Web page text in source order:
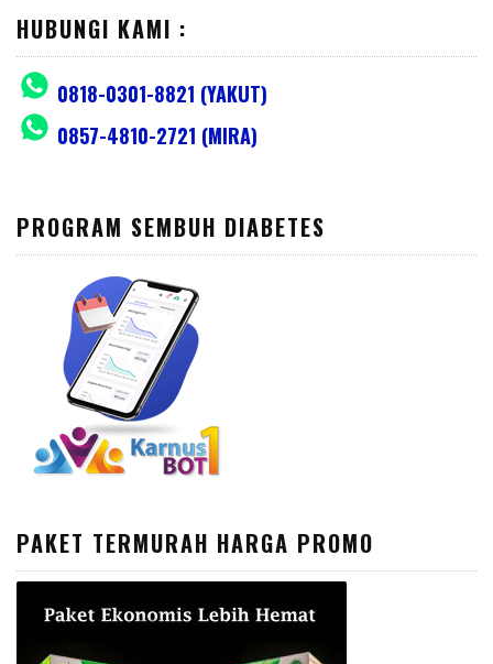
HUBUNGI KAMI :
0818-0301-8821 (YAKUT)
0857-4810-2721 (MIRA)
PROGRAM SEMBUH DIABETES
PAKET TERMURAH HARGA PROMO